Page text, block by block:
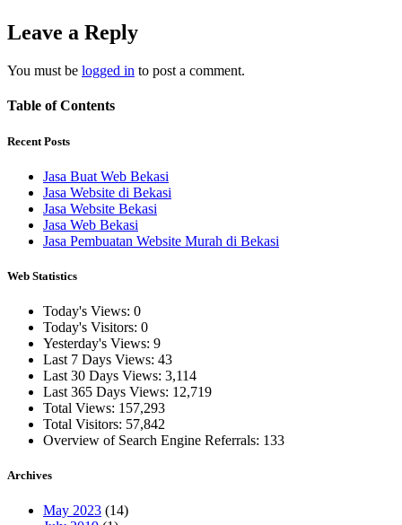
Leave a Reply
You must be logged in to post a comment.
Table of Contents
Recent Posts
Jasa Buat Web Bekasi
Jasa Website di Bekasi
Jasa Website Bekasi
Jasa Web Bekasi
Jasa Pembuatan Website Murah di Bekasi
Web Statistics
Today's Views: 0
Today's Visitors: 0
Yesterday's Views: 9
Last 7 Days Views: 43
Last 30 Days Views: 3,114
Last 365 Days Views: 12,719
Total Views: 157,293
Total Visitors: 57,842
Overview of Search Engine Referrals: 133
Archives
May 2023 (14)